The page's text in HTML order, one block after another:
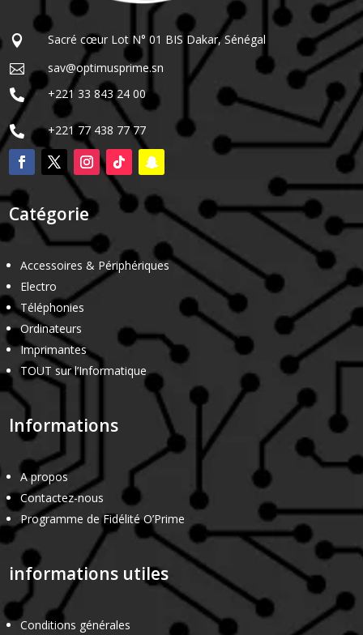
 Sacré cœur Lot N° 01 BIS Dakar, Sénégal
 sav@optimusprime.sn
 +221 33 843 24 00
 +221 77 438 77 77
Catégorie
Accessoires & Périphériques
Electro
Téléphonies
Ordinateurs
Imprimantes
TOUT sur l’Informatique
Informations
A propos
Contactez-nous
Programme de Fidélité O’Prime
informations utiles
Conditions générales